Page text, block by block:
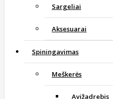
Sargeliai
Aksesuarai
Spiningavimas
Meškerės
Avižadrebis